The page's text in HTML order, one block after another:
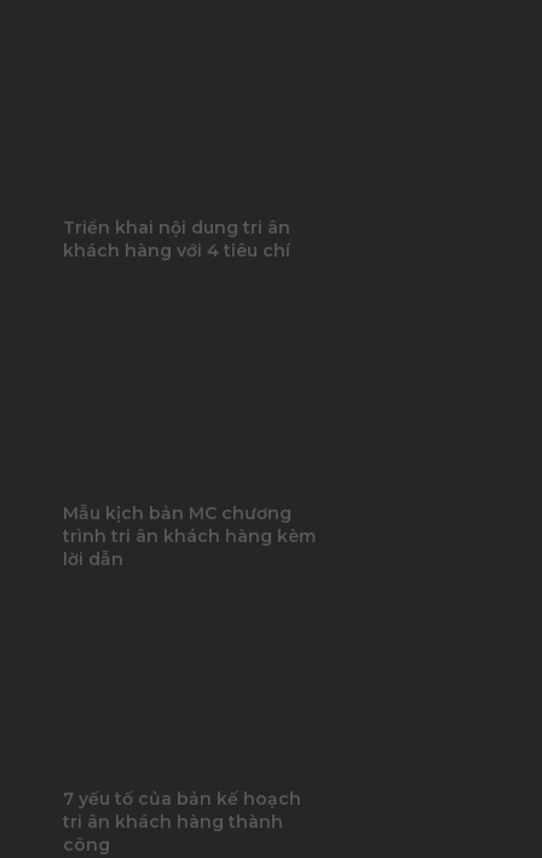
Triển khai nội dung tri ân
khách hàng với 4 tiêu chí
Mẫu kịch bản MC chương
trình tri ân khách hàng kèm
lời dẫn
7 yếu tố của bản kế hoạch
tri ân khách hàng thành
công